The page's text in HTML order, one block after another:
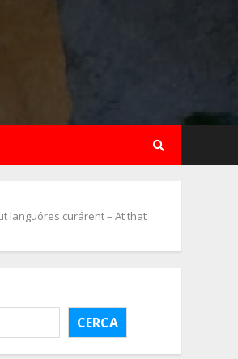
languóres curárent – At that
CERCA